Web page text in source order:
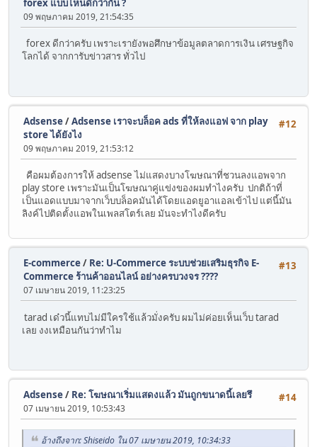
09 พฤษภาคม 2019, 21:54:35
forex ดีกว่าครับ เพราะเรายังพอศึกษาข้อมูลตลาดการเงิน เศรษฐกิจ
โลกได้ จากการับข่าวสาร ทั่วไป
#12
Adsense/Adsense เราจะบล็อค ads ที่ให้ลงแอฟ จาก play
store ได้ยังไง
09 พฤษภาคม 2019, 21:53:12
คือผมต้องการให้ adsense ไม่แสดงบางโฆษณาที่ชวนลงแอพจาก
play store เพราะมันเป็นโฆษณาคู่แข่งของผมทำไงครับ ปกติถ้าที่
เป็นแอดแบบมาจากเว็บบล็อคมันได้โดยแอดยูอาแอลเข้าไป แต่นี้มัน
ลิงค์ไปติดตั้งแอพในเพลสโตร์เลย มันจะทำไงดีครับ
#13
E-commerce/ Re: U-Commerce ระบบช่วยเสริมธุรกิจ E-
Commerce ร้านค้าออนไลน์ อย่างครบวงจร ????
07 เมษายน 2019, 11:23:25
tarad เด๋วนี้แทบไม่มีใครใช้แล้วมั่งครับ ผมไม่ค่อยเห็นเว็บ tarad
เลย งงเหมือนกันว่าทำไม
#14
Adsense/ Re: โฆษณาเริ่มแสดงแล้ว มันถูกขนาดนี้เลยรึ
07 เมษายน 2019, 10:53:43
อ้างถึงจาก: Shiseido ใน 07 เมษายน 2019, 10:34:33